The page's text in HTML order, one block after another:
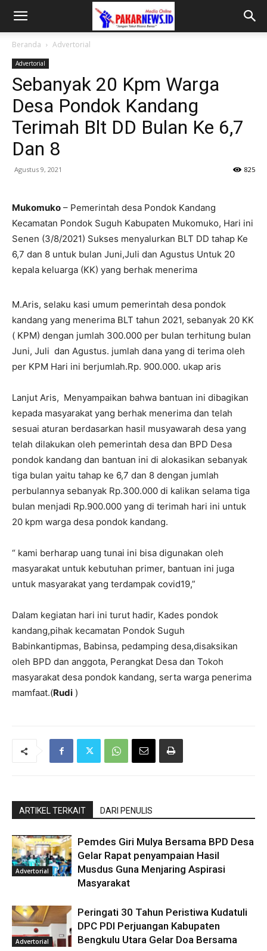
Beranda Advertorial
Advertorial
Sebanyak 20 Kpm Warga
Desa Pondok Kandang
Terimah Blt DD Bulan Ke 6,7
Dan 8
Agustus 9, 2021 825
Mukomuko – Pemerintah desa Pondok Kandang
Kecamatan Pondok Suguh Kabupaten Mukomuko, Hari ini
Senen (3/8/2021) Sukses menyalurkan BLT DD tahap Ke
6,7 dan 8 untuk bulan Juni,Juli dan Agustus Untuk 20
kepala keluarga (KK) yang berhak menerima
M.Aris, selaku kasi umum pemerintah desa pondok
kandang yang menerima BLT tahun 2021, sebanyak 20 KK
( KPM) dengan jumlah 300.000 per bulan terhitung bulan
Juni, Juli dan Agustus. jumlah dana yang di terima oleh
per KPM Hari ini berjumlah.Rp. 900.000. ukap aris
Lanjut Aris, Menyampaikan bahwa bantuan ini dibagikan
kepada masyarakat yang berhak menerima dan telah
sesuai aturan berdasarkan hasil musyawarah desa yang
telah dilakukan oleh pemerintah desa dan BPD Desa
pondok kandang dan bantuan ini di alokasikan sebanyak
tiga bulan yaitu tahap ke 6,7 dan 8 dengan jumlah
perbulannya sebanyak Rp.300.000 di kalikan selama tiga
bulan menjadi Rp.900.000 yang di terimah hari ini untuk
20 kpm warga desa pondok kandang.
“ kami berharap uang tunai ini bisa digunakan oleh
masyarakat untuk kebutuhan primer, bantuan ini juga
untuk masyarakat yang terdampak covid19,”
Dalam kegiatan hari ini turut hadir, Kades pondok
kandang,pihak kecamatan Pondok Suguh
Babinkantipmas, Babinsa, pedamping desa,disaksikan
oleh BPD dan anggota, Perangkat Desa dan Tokoh
masyarakat desa pondok kandang, serta warga penerima
mamfaat.(Rudi )
ARTIKEL TERKAIT DARI PENULIS
Advertorial
Pemdes Giri Mulya Bersama BPD Desa
Gelar Rapat penyampaian Hasil
Musdus Guna Menjaring Aspirasi
Masyarakat
Advertorial
Peringati 30 Tahun Peristiwa Kudatuli
DPC PDI Perjuangan Kabupaten
Bengkulu Utara Gelar Doa Bersama